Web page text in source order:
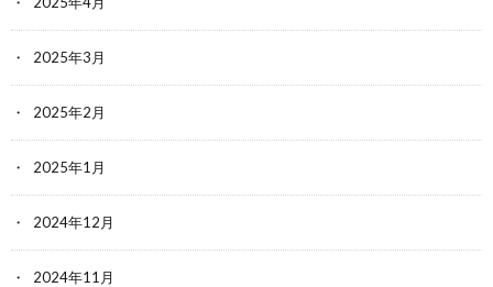
2025年3月
2025年2月
2025年1月
2024年12月
2024年11月